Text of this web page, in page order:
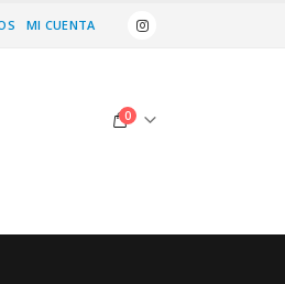
MI CUENTA
0